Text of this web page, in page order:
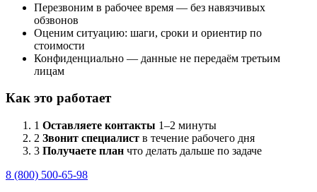
Перезвоним в рабочее время — без навязчивых
обзвонов
Оценим ситуацию: шаги, сроки и ориентир по
стоимости
Конфиденциально — данные не передаём третьим
лицам
Как это работает
1 Оставляете контакты 1–2 минуты
2 Звонит специалист в течение рабочего дня
3 Получаете план что делать дальше по задаче
8 (800) 500-65-98